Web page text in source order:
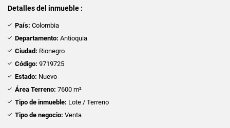
Detalles del inmueble :
País: Colombia
Departamento: Antioquia
Ciudad: Rionegro
Código: 9719725
Estado: Nuevo
Área Terreno: 7600 m²
Tipo de inmueble: Lote / Terreno
Tipo de negocio: Venta